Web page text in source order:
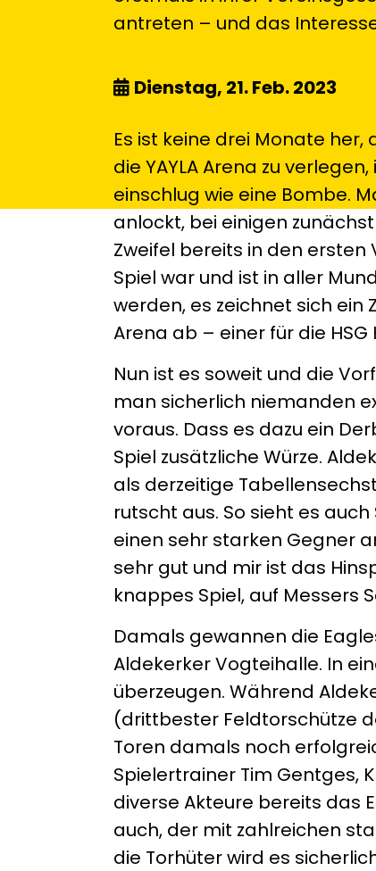
antreten – und das
Dienstag, 21. Feb. 2023
Es ist keine drei Monate
die YAYLA Arena zu
einschlug wie eine Bombe.
anlockt, bei einigen
Zweifel bereits in den
Spiel war und ist in aller
werden, es zeichnet sich ein
Arena ab – einer für die
Nun ist es soweit und die
man sicherlich niemanden
voraus. Dass es dazu ein
Spiel zusätzliche Würze.
als derzeitige
rutscht aus. So sieht es auch
einen sehr starken Gegner
sehr gut und mir ist das
knappes Spiel, auf Messers
Damals gewannen die
Aldekerker Vogteihalle. In
überzeugen. Während
(drittbester Feldtorschütze
Toren damals noch
Spielertrainer Tim Gentges,
diverse Akteure bereits das
auch, der mit zahlreichen
die Torhüter wird es